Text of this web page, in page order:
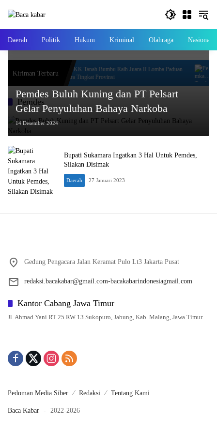
Daerah Politik Hukum Kriminal Olahraga Nasional
Kiriman Terbaru
TP PKK Tanah Bumbu Raih Juara II Lomba Paduan
Suara Tingkat Provinsi
Pemdes
Pemdes Buluh Kuning dan PT Pelsart
Gelar Penyuluhan Bahaya Narkoba
14 Desember 2024
Bupati Sukamara Ingatkan 3 Hal Untuk Pemdes,
Silakan Disimak
Daerah 27 Januari 2023
Gedung Pengacara Jalan Keramat Pulo Lt3 Jakarta Pusat
redaksi.bacakabar@gmail.com-bacakabarindonesiagmail.com
Kantor Cabang Jawa Timur
Jl. Ahmad Yani RT 25 RW 13 Sukopuro, Jabung, Kab. Malang, Jawa Timur.
Pedoman Media Siber Redaksi Tentang Kami
Baca Kabar - 2022-2026